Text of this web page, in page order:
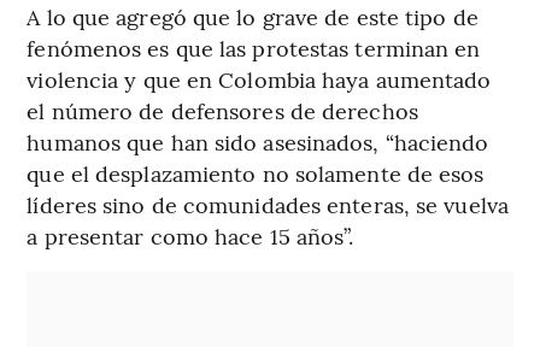
A lo que agregó que lo grave de este tipo de
fenómenos es que las protestas terminan en
violencia y que en Colombia haya aumentado
el número de defensores de derechos
humanos que han sido asesinados, “haciendo
que el desplazamiento no solamente de esos
líderes sino de comunidades enteras, se vuelva
a presentar como hace 15 años”.